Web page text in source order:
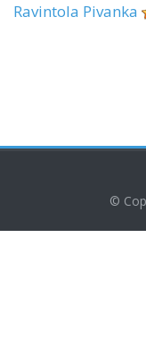
Ravintola Pivanka
©